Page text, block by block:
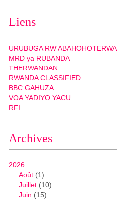
Liens
URUBUGA RW'ABAHOHOTERWA
MRD ya RUBANDA
THERWANDAN
RWANDA CLASSIFIED
BBC GAHUZA
VOA YADIYO YACU
RFI
Archives
2026
Août (1)
Juillet (10)
Juin (15)